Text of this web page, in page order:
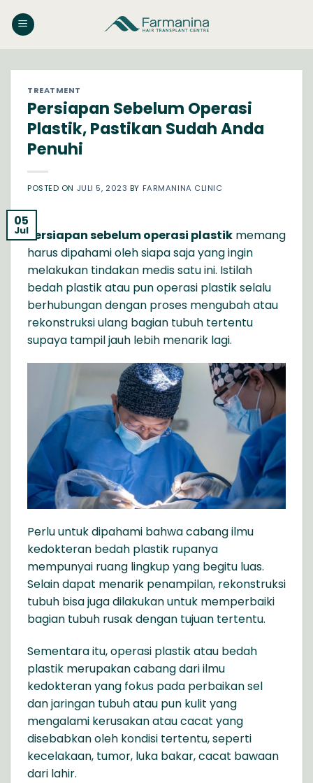
TREATMENT
Persiapan Sebelum Operasi
Plastik, Pastikan Sudah Anda
Penuhi
POSTED ON JULI 5, 2023 BY FARMANINA CLINIC
05
JulPersiapan sebelum operasi plastik memang
harus dipahami oleh siapa saja yang ingin
melakukan tindakan medis satu ini. Istilah
bedah plastik atau pun operasi plastik selalu
berhubungan dengan proses mengubah atau
rekonstruksi ulang bagian tubuh tertentu
supaya tampil jauh lebih menarik lagi.
Perlu untuk dipahami bahwa cabang ilmu
kedokteran bedah plastik rupanya
mempunyai ruang lingkup yang begitu luas.
Selain dapat menarik penampilan, rekonstruksi
tubuh bisa juga dilakukan untuk memperbaiki
bagian tubuh rusak dengan tujuan tertentu.
Sementara itu, operasi plastik atau bedah
plastik merupakan cabang dari ilmu
kedokteran yang fokus pada perbaikan sel
dan jaringan tubuh atau pun kulit yang
mengalami kerusakan atau cacat yang
disebabkan oleh kondisi tertentu, seperti
kecelakaan, tumor, luka bakar, cacat bawaan
dari lahir.